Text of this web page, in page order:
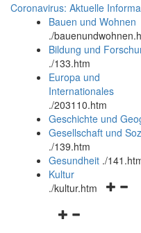
Coronavirus: Aktuelle
Bauen und Wohnen
./
Bildung und
./133.htm
Europa und
Internationales
./203110.htm
Geschichte und
Gesellschaft und
./139.htm
Gesundheit ./
Kultur
./kultur.htm
Navigationsmenü